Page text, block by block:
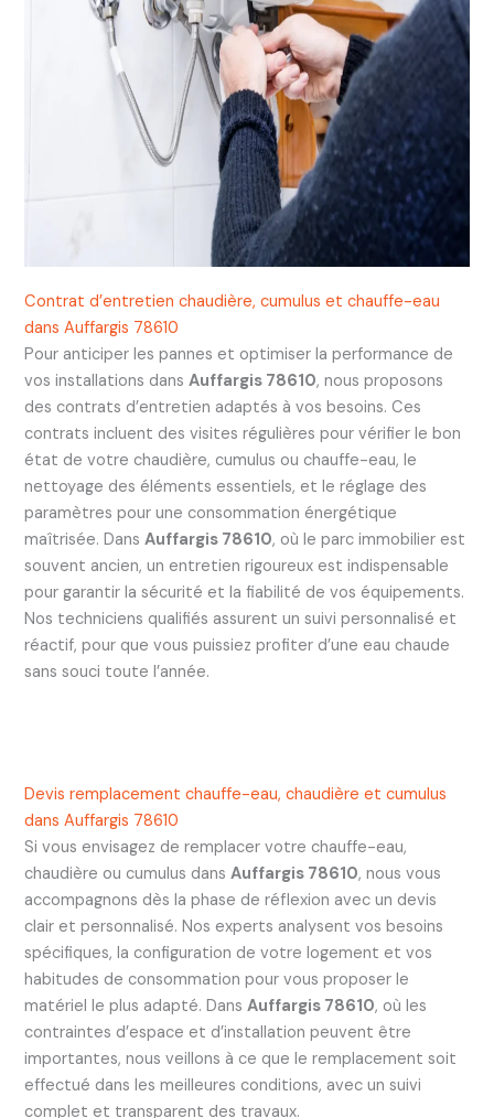
Contrat d’entretien chaudière, cumulus et chauffe-eau
dans Auffargis 78610
Pour anticiper les pannes et optimiser la performance de
vos installations dans Auffargis 78610, nous proposons
des contrats d’entretien adaptés à vos besoins. Ces
contrats incluent des visites régulières pour vérifier le bon
état de votre chaudière, cumulus ou chauffe-eau, le
nettoyage des éléments essentiels, et le réglage des
paramètres pour une consommation énergétique
maîtrisée. Dans Auffargis 78610, où le parc immobilier est
souvent ancien, un entretien rigoureux est indispensable
pour garantir la sécurité et la fiabilité de vos équipements.
Nos techniciens qualifiés assurent un suivi personnalisé et
réactif, pour que vous puissiez profiter d’une eau chaude
sans souci toute l’année.
Devis remplacement chauffe-eau, chaudière et cumulus
dans Auffargis 78610
Si vous envisagez de remplacer votre chauffe-eau,
chaudière ou cumulus dans Auffargis 78610, nous vous
accompagnons dès la phase de réflexion avec un devis
clair et personnalisé. Nos experts analysent vos besoins
spécifiques, la configuration de votre logement et vos
habitudes de consommation pour vous proposer le
matériel le plus adapté. Dans Auffargis 78610, où les
contraintes d’espace et d’installation peuvent être
importantes, nous veillons à ce que le remplacement soit
effectué dans les meilleures conditions, avec un suivi
complet et transparent des travaux.